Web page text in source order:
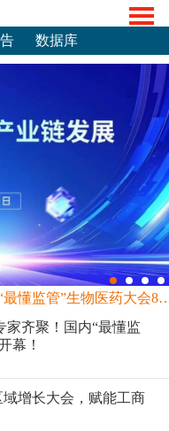
数据库
20+监管与首席审评专家齐聚！国内“最
家齐聚！国内“最懂监
幕！
域增长大会，赋能工商